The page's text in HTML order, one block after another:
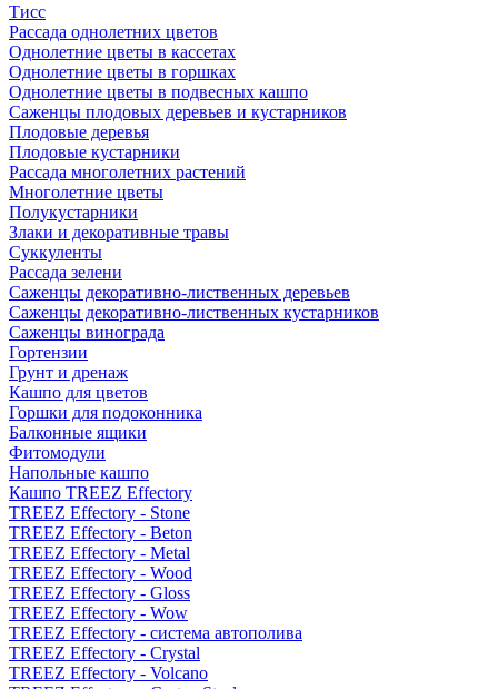
Тисc
Рассада однолетних цветов
Однолетние цветы в кассетах
Однолетние цветы в горшках
Однолетние цветы в подвесных кашпо
Саженцы плодовых деревьев и кустарников
Плодовые деревья
Плодовые кустарники
Рассада многолетних растений
Многолетние цветы
Полукустарники
Злаки и декоративные травы
Суккуленты
Рассада зелени
Саженцы декоративно-лиственных деревьев
Саженцы декоративно-лиственных кустарников
Саженцы винограда
Гортензии
Грунт и дренаж
Кашпо для цветов
Горшки для подоконника
Балконные ящики
Фитомодули
Напольные кашпо
Кашпо TREEZ Effectory
TREEZ Effectory - Stone
TREEZ Effectory - Beton
TREEZ Effectory - Metal
TREEZ Effectory - Wood
TREEZ Effectory - Gloss
TREEZ Effectory - Wow
TREEZ Effectory - система автополива
TREEZ Effectory - Crystal
TREEZ Effectory - Volcano